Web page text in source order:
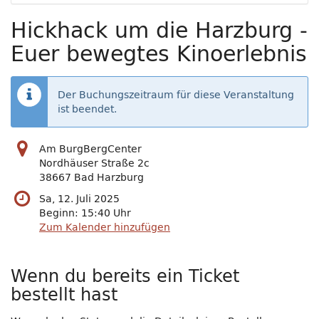
Hickhack um die Harzburg -
Euer bewegtes Kinoerlebnis
Der Buchungszeitraum für diese Veranstaltung
ist beendet.
Am BurgBergCenter
Nordhäuser Straße 2c
38667 Bad Harzburg
Sa, 12. Juli 2025
Beginn: 15:40 Uhr
Zum Kalender hinzufügen
Wenn du bereits ein Ticket
bestellt hast